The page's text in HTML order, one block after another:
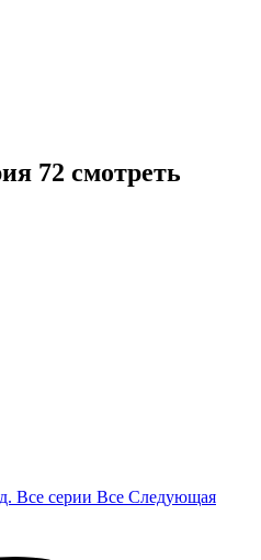
72 смотреть
Все серии Все Следующая